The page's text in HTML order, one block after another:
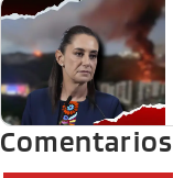
Comentarios